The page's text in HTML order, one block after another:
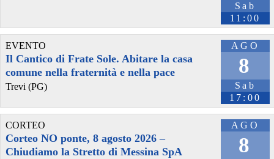
Sab
11:00
AGO
8
Sab
17:00
EVENTO
Il Cantico di Frate Sole. Abitare la casa
comune nella fraternità e nella pace
Trevi (PG)
AGO
8
CORTEO
Corteo NO ponte, 8 agosto 2026 –
Chiudiamo la Stretto di Messina SpA